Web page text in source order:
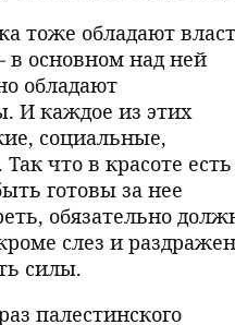
тоже обладают
основном над ней
обладают
И каждое из этих
социальные,
что в красоте есть
готовы за нее
обязательно
слез и
силы.
палестинского